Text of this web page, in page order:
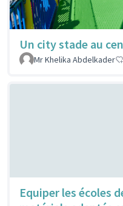
Un city stade au
Mr Khelika Abdelkader
Equiper les écoles